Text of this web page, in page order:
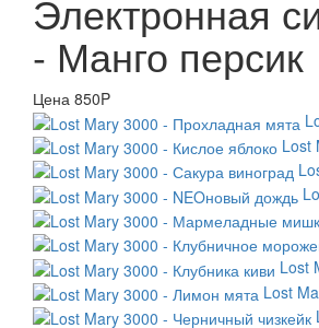
Электронная
- Манго персик
Цена 850P
Lost
Lost
Lost